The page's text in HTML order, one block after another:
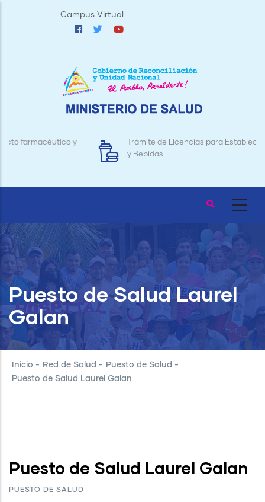
Campus Virtual
Trámite de Licencias para Establecimientos de Alimentos
Puesto de Salud Laurel
Galan
Inicio - Red de Salud - Puesto de Salud -
Puesto de Salud Laurel Galan
Puesto de Salud Laurel Galan
PUESTO DE SALUD